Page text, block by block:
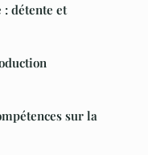
: détente et
sur la